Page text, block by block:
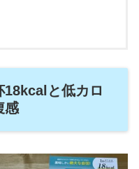
18kcalと低カロ
感